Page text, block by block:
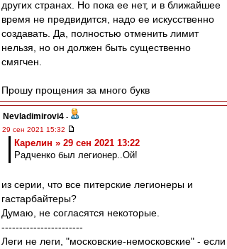
других странах. Но пока ее нет, и в ближайшее
время не предвидится, надо ее искусственно
создавать. Да, полностью отменить лимит
нельзя, но он должен быть существенно
смягчен.
Прошу прощения за много букв
Nevladimirovi4 -
29 сен 2021 15:32
Карелин » 29 сен 2021 13:22
Радченко был легионер..Ой!
из серии, что все питерские легионеры и
гастарбайтеры?
Думаю, не согласятся некоторые.
-----------------------
Леги не леги, "московские-немосковские" - если